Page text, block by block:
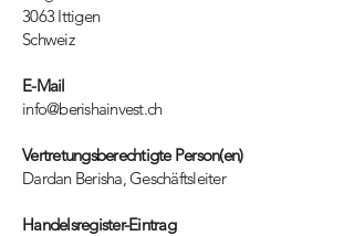
3063 Ittigen
Schweiz
E-Mail
info@berishainvest.ch
Vertretungsberechtigte Person(en)
Dardan Berisha, Geschäftsleiter
Handelsregister-Eintrag